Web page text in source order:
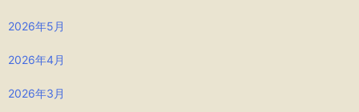
2026年5月
2026年4月
2026年3月